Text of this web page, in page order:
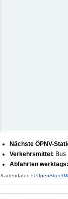
Nächste ÖPNV-
Verkehrsmittel: Bus
Abfahrten werktags:
Kartendaten ©